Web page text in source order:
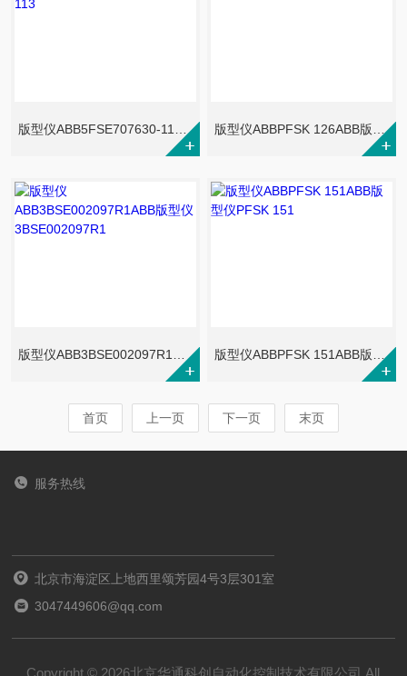
版型仪ABBPFSK 126ABB版型仪PFSK 126
版型仪ABB3BSE002097R1ABB版型仪3BSE002097R1 版型仪ABBPFSK 151ABB版型仪PFSK 151
首页 上一页 下一页 末页
服务热线
北京市海淀区上地西里颂芳园4号3层301室
3047449606@qq.com